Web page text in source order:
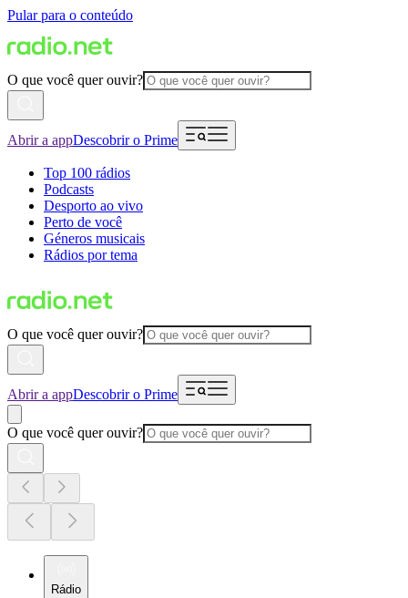
Pular para o conteúdo
O que você quer ouvir?
Abrir a appDescobrir o Prime
Top 100 rádios
Podcasts
Desporto ao vivo
Perto de você
Géneros musicais
Rádios por tema
O que você quer ouvir?
Abrir a appDescobrir o Prime
O que você quer ouvir?
Rádio